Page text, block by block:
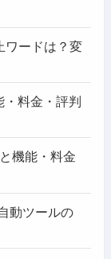
ワードは？変
料金・評判
機能・料金
動ツールの